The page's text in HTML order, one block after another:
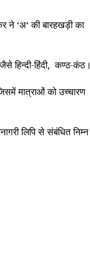
ने ‘अ‘की बारहखड़ी का
हिन्दी-हिंदी, कण्ठ-कंठ।
मात्राओं को उच्चारण
लिपि से संबंधित निम्न